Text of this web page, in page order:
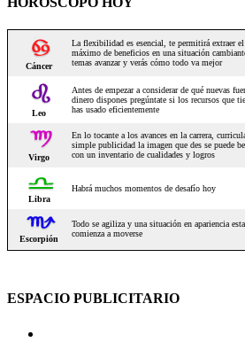
ESPACIO PUBLICITARIO